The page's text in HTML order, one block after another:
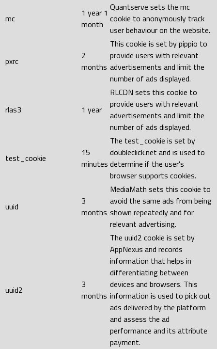
mc
1 year 1
month
Quantserve sets the mc
cookie to anonymously track
user behaviour on the website.
pxrc
2
months
This cookie is set by pippio to
provide users with relevant
advertisements and limit the
number of ads displayed.
rlas3 1 year
RLCDN sets this cookie to
provide users with relevant
advertisements and limit the
number of ads displayed.
test_cookie
15
minutes
The test_cookie is set by
doubleclick.net and is used to
determine if the user's
browser supports cookies.
uuid
3
months
MediaMath sets this cookie to
avoid the same ads from being
shown repeatedly and for
relevant advertising.
uuid2
3
months
The uuid2 cookie is set by
AppNexus and records
information that helps in
differentiating between
devices and browsers. This
information is used to pick out
ads delivered by the platform
and assess the ad
performance and its attribute
payment.